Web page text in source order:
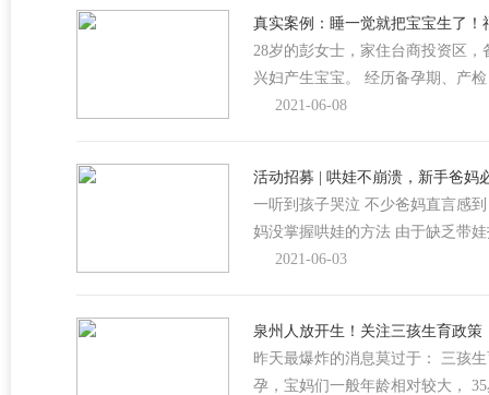
真实案例：睡一觉就把宝宝生了
28岁的彭女士，家住台商投资区
兴妇产生宝宝。 经历备孕期、产
2021-06-08
活动招募 | 哄娃不崩溃，新手爸妈
一听到孩子哭泣 不少爸妈直言感
妈没掌握哄娃的方法 由于缺乏带
2021-06-03
泉州人放开生！关注三孩生育政
昨天最爆炸的消息莫过于： 三孩
孕，宝妈们一般年龄相对较大，